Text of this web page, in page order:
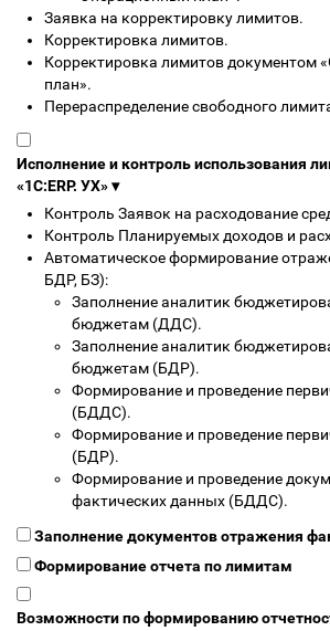
Заявка на корректировку лимитов.
Корректировка лимитов.
Корректировка лимитов документом
план».
Перераспределение свободного
Исполнение и контроль использования
«1С:ERP. УХ»▾
Контроль Заявок на расходование
Контроль Планируемых доходов и
Автоматическое формирование
БДР, БЗ):
Заполнение аналитик
бюджетам (ДДС).
Заполнение аналитик
бюджетам (БДР).
Формирование и проведение
(БДДС).
Формирование и проведение
(БДР).
Формирование и проведение
фактических данных (БДДС).
Заполнение документов отражения
Формирование отчета по лимитам
Возможности по формированию